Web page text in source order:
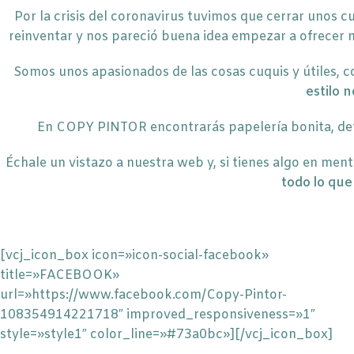
Por la crisis del coronavirus tuvimos que cerrar unos
reinventar y nos pareció buena idea empezar a
Somos unos apasionados de las cosas cuquis y útiles,
estilo
En COPY PINTOR encontrarás papelería bonita,
Échale un vistazo a nuestra web y, si tienes algo en
todo lo
[vcj_icon_box icon=»icon-social-facebook»
title=»FACEBOOK»
url=»https://www.facebook.com/Copy-Pintor-
108354914221718″ improved_responsiveness=»1″
style=»style1″ color_line=»#73a0bc»][/vcj_icon_box]